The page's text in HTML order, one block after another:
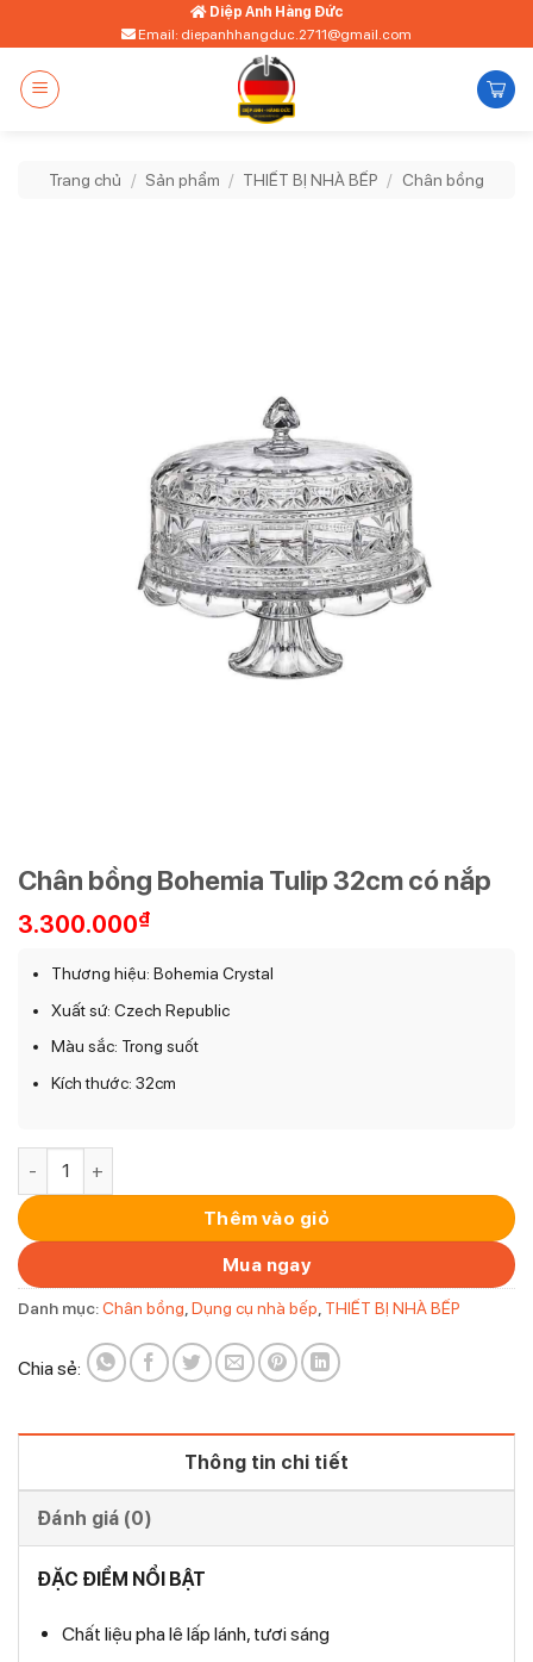
qua
dung
Diệp Anh Hàng Đức
Email: diepanhhangduc.2711@gmail.com
Trang chủ / Sản phẩm / THIẾT BỊ NHÀ BẾP / Chân bồng
Chân bồng Bohemia Tulip 32cm có nắp
3.300.000₫
Thương hiệu: Bohemia Crystal
Xuất sứ: Czech Republic
Màu sắc: Trong suốt
Kích thước: 32cm
Chân bồng Bohemia Tulip 32cm có nắp số lượng
Thêm vào giỏ
Mua ngay
Danh mục:Chân bồng Dụng cụ nhà bếp THIẾT BỊ NHÀ BẾP
Chia sẻ:
Thông tin chi tiết
Đánh giá (0)
ĐẶC ĐIỂM NỔI BẬT
Chất liệu pha lê lấp lánh, tươi sáng